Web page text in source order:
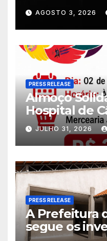
Varani nesta
AGOSTO 3, 2026
PRESS RELEASE
Almoço
Hospital de
Jorge é
América
JULHO 31, 2026
PRESS RELEASE
A Prefeitura
segue os